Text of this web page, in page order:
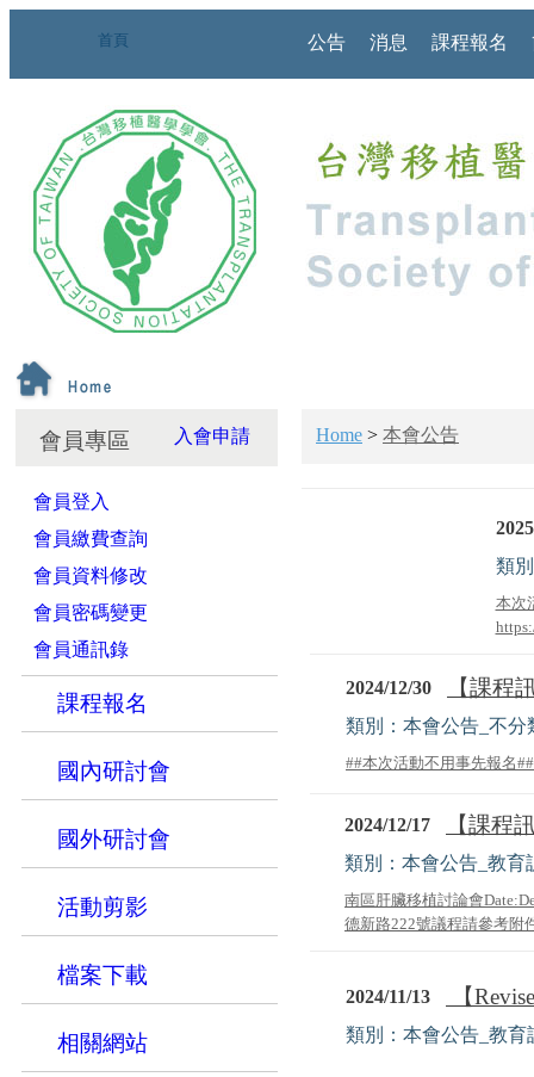
首頁 公告 消息 課程報名
會員專區 入會申請
會員登入
會員繳費查詢
會員資料修改
會員密碼變更
會員通訊錄
課程報名
國內研討會
國外研討會
活動剪影
檔案下載
相關網站
Home > 本會公告
類
本次
2024/12/30 【課程
類別：本會公告_不分
##本次活動不用事先報名
2024/12/17 【課程
類別：本會公告_教育
南區肝臟移植討論會
德新路222號議程請參考附
2024/11/13 【
類別：本會公告_教育